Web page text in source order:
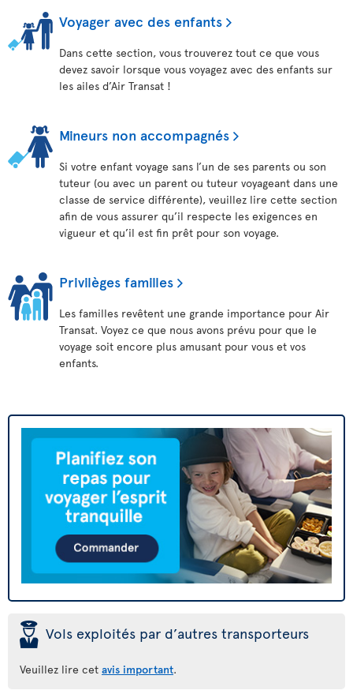
Voyager avec des enfants
Dans cette section, vous trouverez tout ce que vous
devez savoir lorsque vous voyagez avec des enfants sur
les ailes d’Air Transat !
Mineurs non accompagnés
Si votre enfant voyage sans l’un de ses parents ou son
tuteur (ou avec un parent ou tuteur voyageant dans une
classe de service différente), veuillez lire cette section
afin de vous assurer qu’il respecte les exigences en
vigueur et qu’il est fin prêt pour son voyage.
Privilèges familles
Les familles revêtent une grande importance pour Air
Transat. Voyez ce que nous avons prévu pour que le
voyage soit encore plus amusant pour vous et vos
enfants.
þ Vols exploités par d’autres transporteurs
Veuillez lire cet avis important.